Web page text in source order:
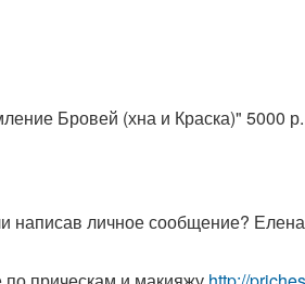
Бровей (хна и Краска)" 5000 р.
написав личное сообщение?